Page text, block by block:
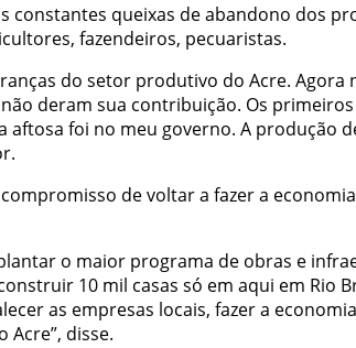
constantes queixas de abandono dos
fazendeiros, pecuaristas.
do setor produtivo do Acre. Agora
deram sua contribuição. Os
foi no meu governo. A produção
de voltar a fazer a
o maior programa de obras e
10 mil casas só em aqui em Rio
as empresas locais, fazer a
Acre”, disse.